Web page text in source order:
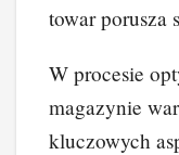
towar porusza
W procesie
magazynie
kluczowych